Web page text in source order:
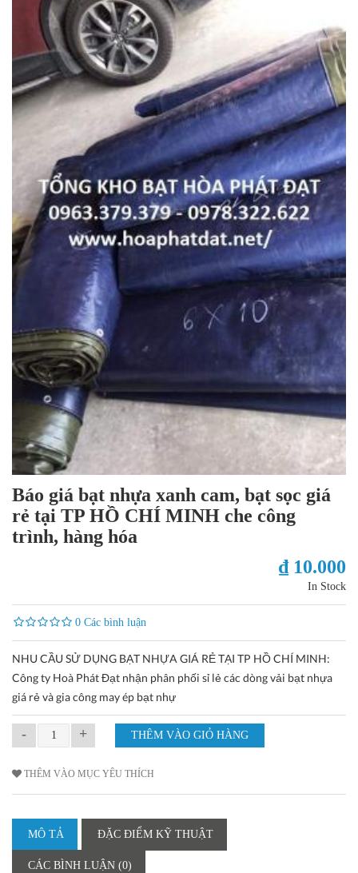
Báo giá bạt nhựa xanh cam, bạt sọc giá
rẻ tại TP HỒ CHÍ MINH che công
trình, hàng hóa
₫ 10.000
In Stock
0 Các bình luận
NHU CẦU SỬ DỤNG BẠT NHỰA GIÁ RẺ TẠI TP HỒ CHÍ MINH:
Công ty Hoà Phát Đạt nhận phân phối sỉ lẻ các dòng vải bạt nhựa
giá rẻ và gia công may ép bạt nhự
- +
THÊM VÀO MỤC YÊU THÍCH
MÔ TẢ ĐẶC ĐIỂM KỸ THUẬT
CÁC BÌNH LUẬN (0)